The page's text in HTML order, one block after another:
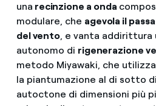
una recinzione a onda
modulare, che agevola il
del vento, e vanta addirittura
autonomo di rigenerazione
metodo Miyawaki, che
la piantumazione al di sotto
autoctone di dimensioni più